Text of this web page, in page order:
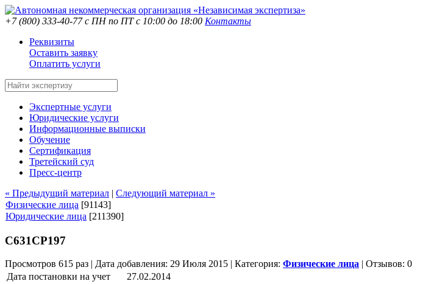
+7 (800) 333-40-77с ПН по ПТ с 10:00 до 18:00 Контакты
Реквизиты
Оставить заявку
Оплатить услуги
Экспертные услуги
Юридические услуги
Информационные выписки
Обучение
Сертификация
Третейский суд
Пресс-центр
« Предыдущий материал | Следующий материал »
Физические лица [91143]
Юридические лица [211390]
С631СР197
Просмотров 615 раз | Дата добавления: 29 Июля 2015 | Категория: Физические лица | Отзывов: 0
Дата постановки на учет
27.02.2014